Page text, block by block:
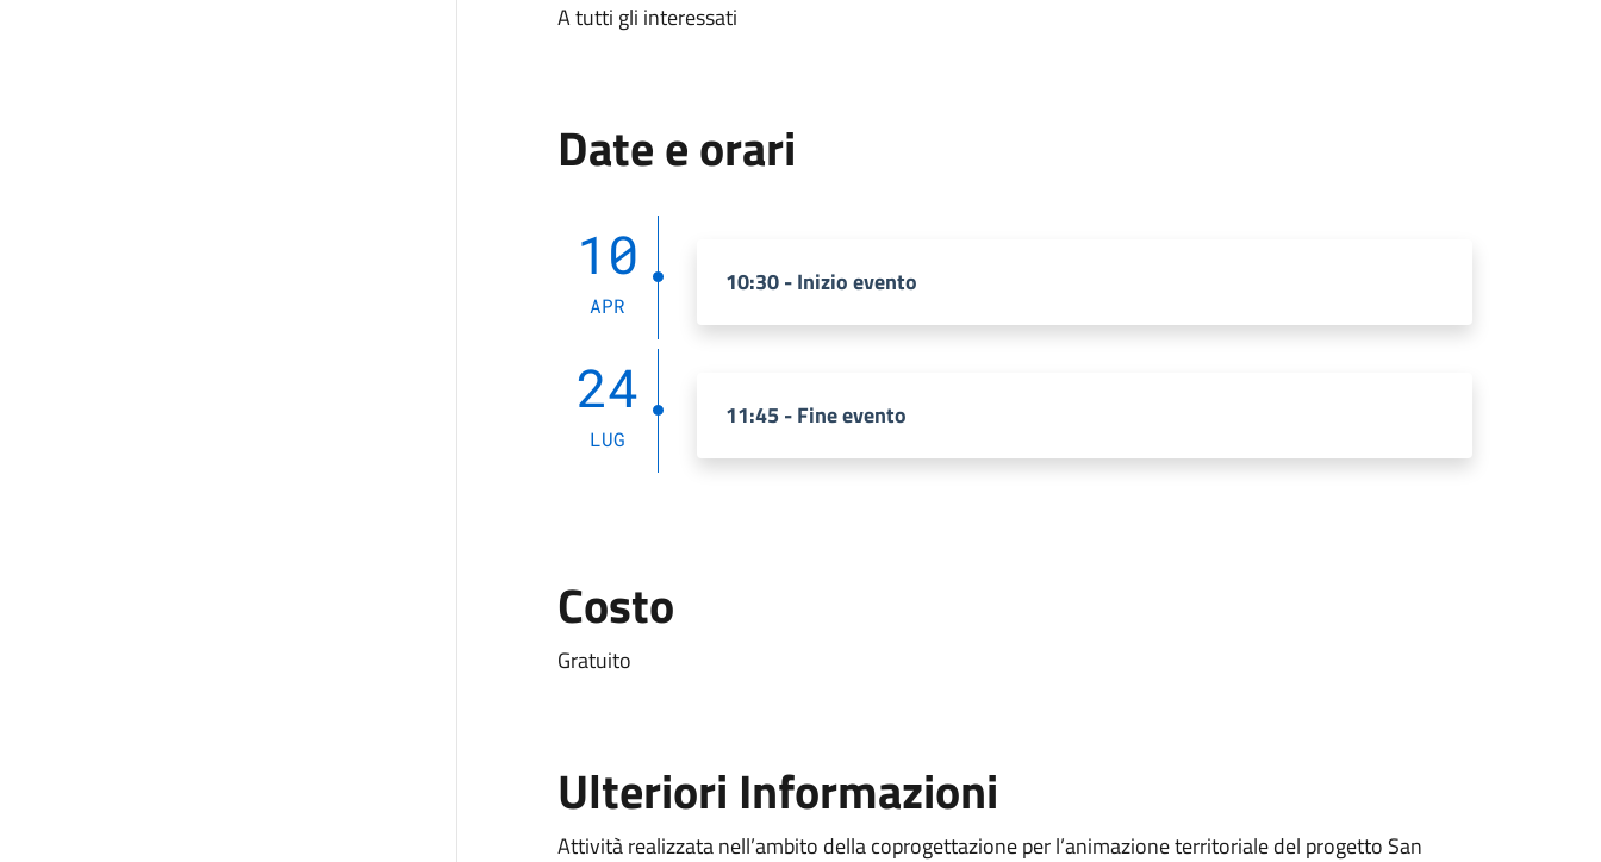
A tutti gli interessati
Date e orari
10
APR
10:30 - Inizio evento
24
LUG
11:45 - Fine evento
Costo
Gratuito
Ulteriori Informazioni
Attività realizzata nell’ambito della coprogettazione per l’animazione territoriale del progetto San